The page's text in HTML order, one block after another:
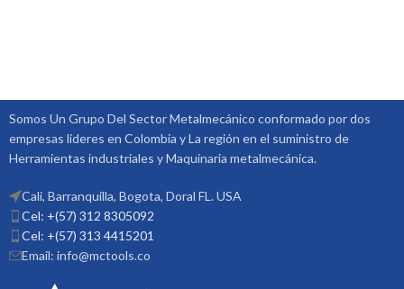
Somos Un Grupo Del Sector Metalmecánico conformado por dos
empresas lideres en Colombia y La región en el suministro de
Herramientas industriales y Maquinaria metalmecánica.
Cali, Barranquilla, Bogota, Doral FL. USA
Cel: +(57) 312 8305092
Cel: +(57) 313 4415201
Email: info@mctools.co